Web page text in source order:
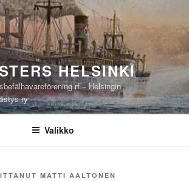
HELSINKI
rf – Helsingin
ry
Valikko
MATTI AALTONEN